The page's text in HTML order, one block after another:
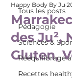
Tous les posts
Pédagogie
Sciences &
Rééquilibrage
Recettes
des Ju²,
Gluten,
Happy Body By Ju